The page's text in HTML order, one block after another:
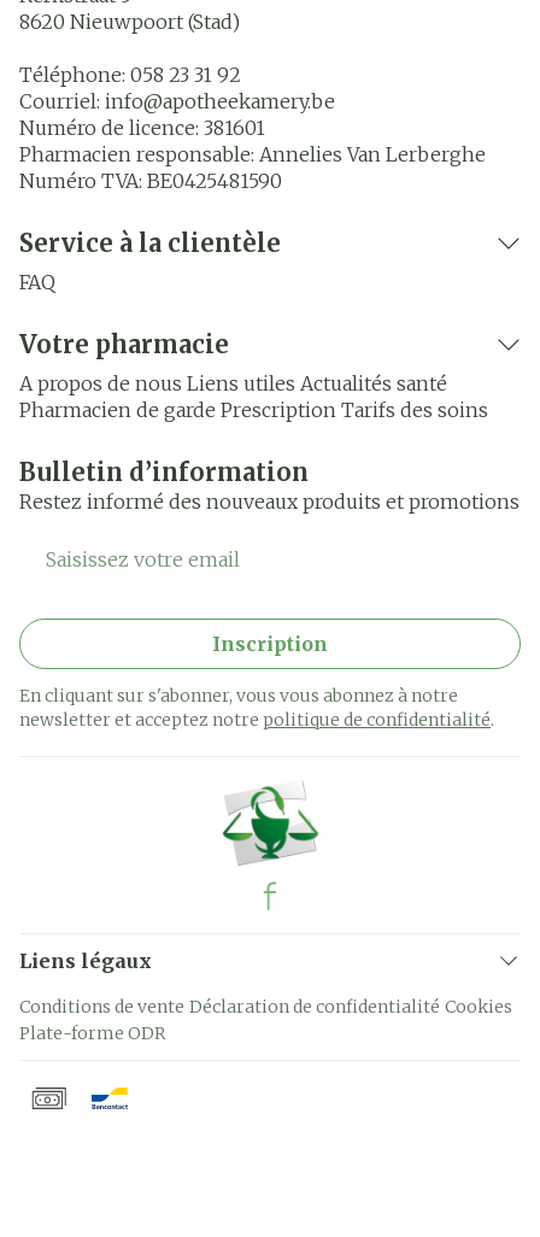
8620 Nieuwpoort (Stad)
Téléphone: 058 23 31 92
Courriel: info@apotheekamery.be
Numéro de licence: 381601
Pharmacien responsable: Annelies Van Lerberghe
Numéro TVA: BE0425481590
Service à la clientèle
FAQ
Votre pharmacie
A propos de nous Liens utiles Actualités santé
Pharmacien de garde Prescription Tarifs des soins
Bulletin d’information
Restez informé des nouveaux produits et promotions
Adresse mail
Inscription
En cliquant sur s'abonner, vous vous abonnez à notre
newsletter et acceptez notre politique de confidentialité.
Liens légaux
Conditions de vente Déclaration de confidentialité Cookies
Plate-forme ODR